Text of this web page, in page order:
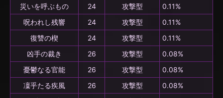
災いを呼ぶもの 24 攻撃型
0.11%
呪われし残響
24 攻撃型
0.11%
復讐の楔
24 攻撃型
0.11%
凶手の裁き
26 攻撃型
0.08%
憂鬱なる官能
26 攻撃型
0.08%
凜乎たる疾風
26 攻撃型
0.08%